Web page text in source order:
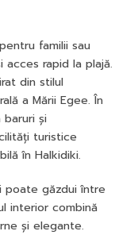
familii sau
rapid la plajă.
din stilul
a Mării Egee. În
și
turistice
în Halkidiki.
poate găzdui între
interior combină
și elegante.